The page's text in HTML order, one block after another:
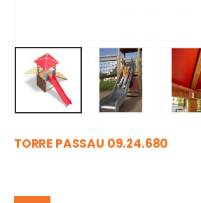
TORRE PASSAU 09.24.680